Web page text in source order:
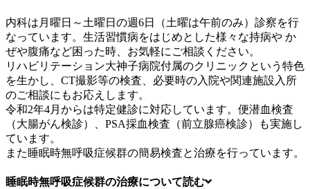
内科は月曜日～土曜日の週6日（土曜は午前のみ）診察を行
なっています。生活習慣病をはじめとした様々な持病や か
ぜや腹痛など困った時、お気軽にご相談ください。
リハビリテーション大神子病院付属のクリニックという特色
を生かし、CT撮影等の検査、必要時の入院や関連施設入所
のご相談にもお応えします。
令和2年4月からは特定健診に対応しています。便潜血検査
（大腸がん検診）、PSA採血検査（前立腺癌検診）も実施し
ています。
また睡眠時無呼吸症候群の簡易検査と治療を行っています。
睡眠時無呼吸症候群の治療について読む